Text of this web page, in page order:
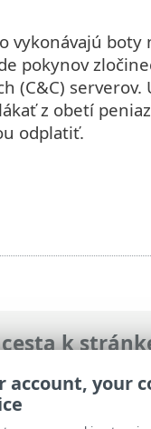
k
> ESET
> DDoS útok
vykonávajú boty
pokynov
(C&C) serverov.
z obetí
odplatiť.
account, your